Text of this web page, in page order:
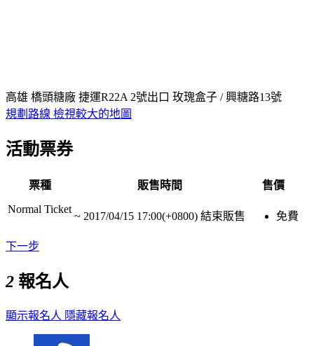
高雄 橋頭糖廠 捷運R22A 2號出口 玫瑰盒子 / 興糖路13號
規劃路線 檢視較大的地圖
活動票券
票種 販售時間
售價
Normal Ticket
~ 2017/04/15 17:00(+0800) 結束販售 免費
下一步
2 報名人
顯示報名人 隱藏報名人